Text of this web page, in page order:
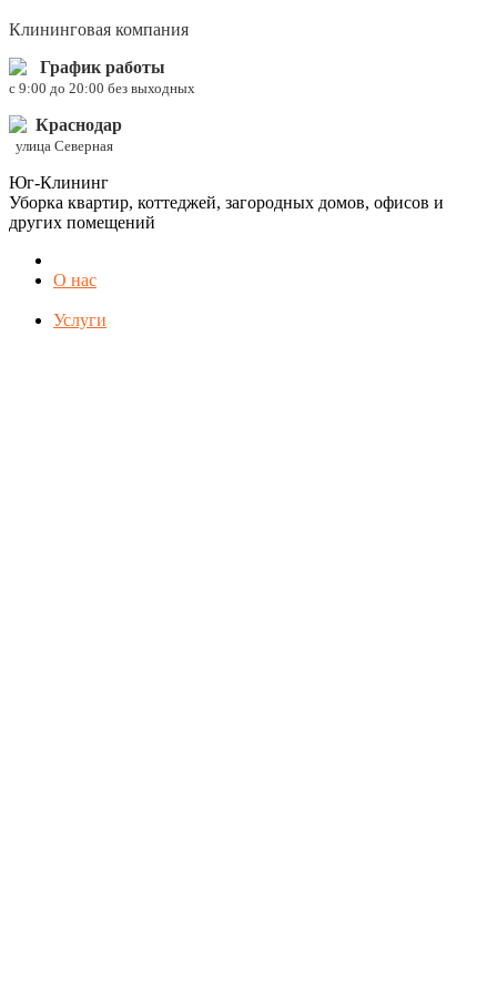
Клининговая компания
График работы
c 9:00 до 20:00 без выходных
Краснодар
улица Северная
Юг-Клининг
Уборка квартир, коттеджей, загородных домов, офисов и
других помещений
О нас
Услуги